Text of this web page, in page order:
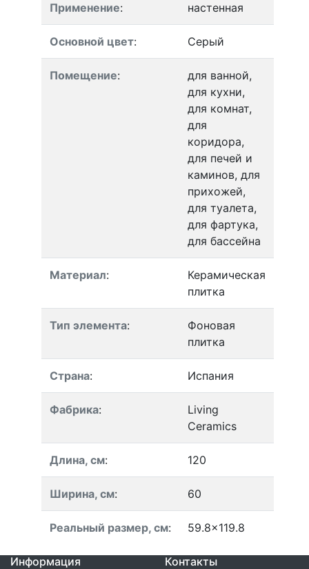
Применение: настенная
Основной цвет: Серый
Помещение:
для ванной,
для кухни,
для комнат,
для
коридора,
для печей и
каминов, для
прихожей,
для туалета,
для фартука,
для бассейна
Материал:
Керамическая
плитка
Тип элемента:
Фоновая
плитка
Страна: Испания
Фабрика:
Living
Ceramics
Длина, см: 120
Ширина, см: 60
Реальный размер, см: 59.8x119.8
Информация Контакты